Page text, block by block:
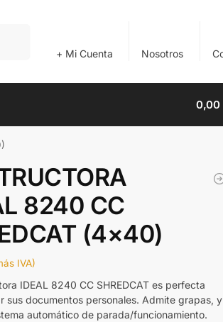
+ Mi Cuenta Nosotros
0,00
8240 CC
(4×40)
IVA)
IDEAL 8240 CC SHREDCAT es perfecta
sus documentos personales. Admite grapas, y
automático de parada/funcionamiento.